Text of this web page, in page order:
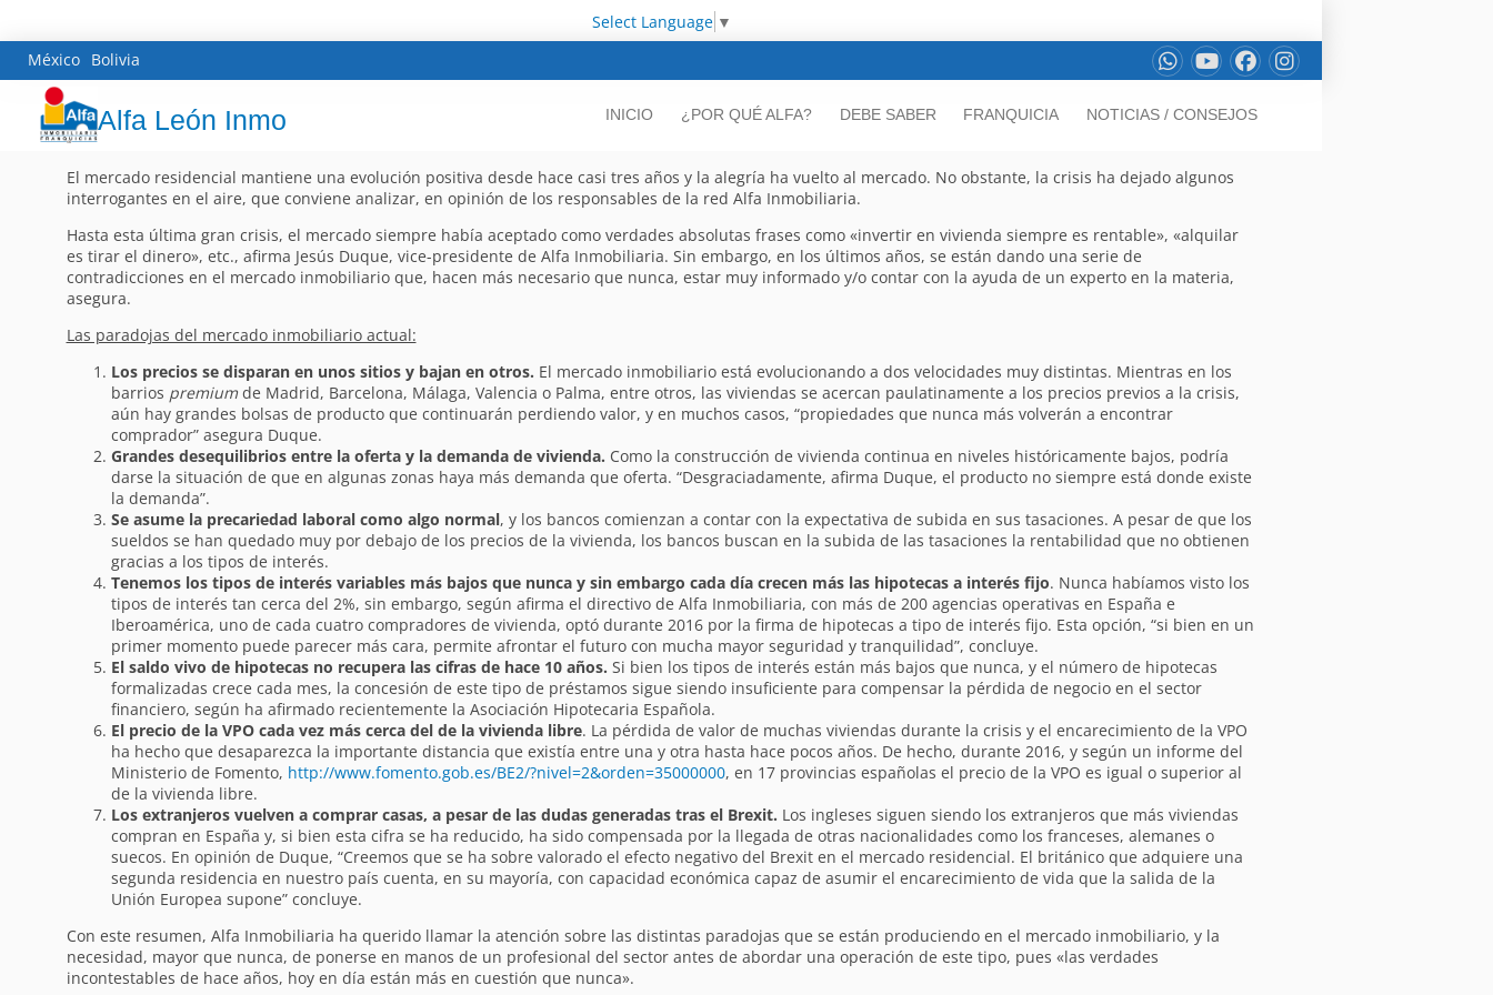
Select Language ▼
México Bolivia
Alfa León Inmo INICIO ¿POR QUÉ ALFA? DEBE SABER FRANQUICIA NOTICIAS / CONSEJOS
El mercado residencial mantiene una evolución positiva desde hace casi tres años y la alegría ha vuelto al mercado. No obstante, la crisis ha dejado algunos
interrogantes en el aire, que conviene analizar, en opinión de los responsables de la red Alfa Inmobiliaria.
Hasta esta última gran crisis, el mercado siempre había aceptado como verdades absolutas frases como «invertir en vivienda siempre es rentable», «alquilar
es tirar el dinero», etc., afirma Jesús Duque, vice-presidente de Alfa Inmobiliaria. Sin embargo, en los últimos años, se están dando una serie de
contradicciones en el mercado inmobiliario que, hacen más necesario que nunca, estar muy informado y/o contar con la ayuda de un experto en la materia,
asegura.
Las paradojas del mercado inmobiliario actual:
Los precios se disparan en unos sitios y bajan en otros. El mercado inmobiliario está evolucionando a dos velocidades muy distintas. Mientras en los
barrios premiumde Madrid, Barcelona, Málaga, Valencia o Palma, entre otros, las viviendas se acercan paulatinamente a los precios previos a la crisis,
aún hay grandes bolsas de producto que continuarán perdiendo valor, y en muchos casos, “propiedades que nunca más volverán a encontrar
comprador” asegura Duque.
Grandes desequilibrios entre la oferta y la demanda de vivienda. Como la construcción de vivienda continua en niveles históricamente bajos, podría
darse la situación de que en algunas zonas haya más demanda que oferta. “Desgraciadamente, afirma Duque, el producto no siempre está donde existe
la demanda”.
Se asume la precariedad laboral como algo normal, y los bancos comienzan a contar con la expectativa de subida en sus tasaciones. A pesar de que los
sueldos se han quedado muy por debajo de los precios de la vivienda, los bancos buscan en la subida de las tasaciones la rentabilidad que no obtienen
gracias a los tipos de interés.
Tenemos los tipos de interés variables más bajos que nunca y sin embargo cada día crecen más las hipotecas a interés fijo. Nunca habíamos visto los
tipos de interés tan cerca del 2%, sin embargo, según afirma el directivo de Alfa Inmobiliaria, con más de 200 agencias operativas en España e
Iberoamérica, uno de cada cuatro compradores de vivienda, optó durante 2016 por la firma de hipotecas a tipo de interés fijo. Esta opción, “si bien en un
primer momento puede parecer más cara, permite afrontar el futuro con mucha mayor seguridad y tranquilidad”, concluye.
El saldo vivo de hipotecas no recupera las cifras de hace 10 años. Si bien los tipos de interés están más bajos que nunca, y el número de hipotecas
formalizadas crece cada mes, la concesión de este tipo de préstamos sigue siendo insuficiente para compensar la pérdida de negocio en el sector
financiero, según ha afirmado recientemente la Asociación Hipotecaria Española.
El precio de la VPO cada vez más cerca del de la vivienda libre. La pérdida de valor de muchas viviendas durante la crisis y el encarecimiento de la VPO
ha hecho que desaparezca la importante distancia que existía entre una y otra hasta hace pocos años. De hecho, durante 2016, y según un informe del
Ministerio de Fomento, http://www.fomento.gob.es/BE2/?nivel=2&orden=35000000, en 17 provincias españolas el precio de la VPO es igual o superior al
de la vivienda libre.
Los extranjeros vuelven a comprar casas, a pesar de las dudas generadas tras el Brexit. Los ingleses siguen siendo los extranjeros que más viviendas
compran en España y, si bien esta cifra se ha reducido, ha sido compensada por la llegada de otras nacionalidades como los franceses, alemanes o
suecos. En opinión de Duque, “Creemos que se ha sobre valorado el efecto negativo del Brexit en el mercado residencial. El británico que adquiere una
segunda residencia en nuestro país cuenta, en su mayoría, con capacidad económica capaz de asumir el encarecimiento de vida que la salida de la
Unión Europea supone” concluye.
Con este resumen, Alfa Inmobiliaria ha querido llamar la atención sobre las distintas paradojas que se están produciendo en el mercado inmobiliario, y la
necesidad, mayor que nunca, de ponerse en manos de un profesional del sector antes de abordar una operación de este tipo, pues «las verdades
incontestables de hace años, hoy en día están más en cuestión que nunca».